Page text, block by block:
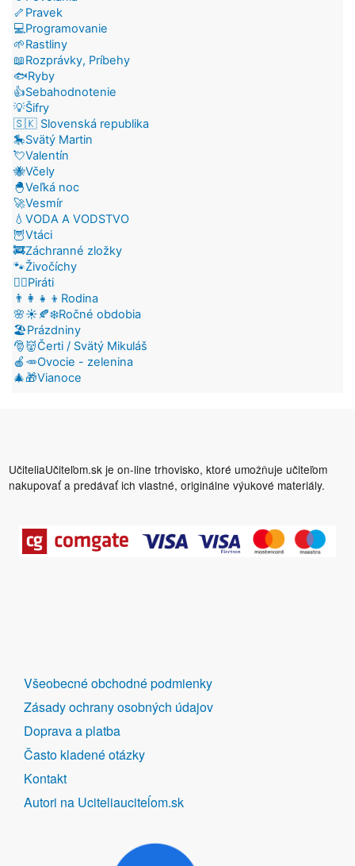
🦴Pravek
💻Programovanie
🌱Rastliny
📖Rozprávky, Príbehy
🐟Ryby
👍Sebahodnotenie
💡Šifry
🇸🇰 Slovenská republika
🎠Svätý Martin
💘Valentín
🐝Včely
🐣Veľká noc
🚀Vesmír
💧VODA A VODSTVO
🦉Vtáci
🚒Záchranné zložky
🐾Živočíchy
🏴‍☠️Piráti
👨‍👩‍👧‍👦Rodina
🌸☀️🍂❄️Ročné obdobia
🏖️Prázdniny
🎅👹Čerti / Svätý Mikuláš
🍎🥕Ovocie - zelenina
🎄🎁Vianoce
UčiteliaUčiteľom.sk je on-line trhovisko, ktoré umožňuje učiteľom
nakupovať a predávať ich vlastné, originálne výukové materiály.
DALŠÍ
ODKAZY
Všeobecné obchodné podmienky
Zásady ochrany osobných údajov
Doprava a platba
Často kladené otázky
Kontakt
Autori na Uciteliauciteĺom.sk